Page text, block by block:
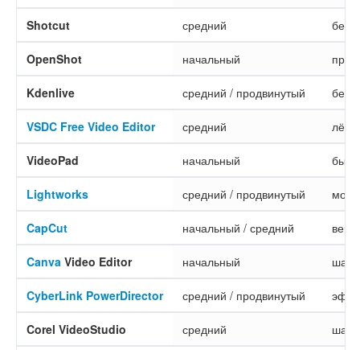
Shotcut средний
OpenShot начальный
Kdenlive средний / продвинутый
VSDC Free Video Editor средний
VideoPad начальный
Lightworks средний / продвинутый
CapCut начальный / средний
Canva Video Editor начальный
CyberLink PowerDirector средний / продвинутый
Corel VideoStudio средний